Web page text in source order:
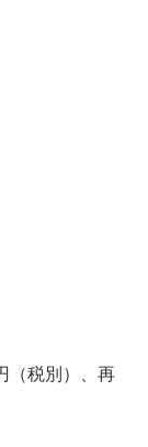
（税別）、再